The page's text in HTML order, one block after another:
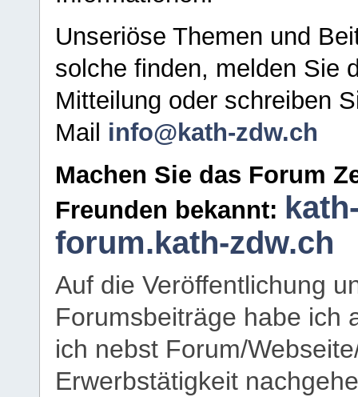
Unseriöse Themen und
solche finden, melden Sie
Mitteilung oder schreiben
Mail info@kath-zdw.ch
Machen Sie das Forum
Freunden bekannt:
forum.kath-zdw.ch
Auf die Veröffentlichung
Forumsbeiträge habe ich
ich nebst Forum/
Erwerbstätigkeit